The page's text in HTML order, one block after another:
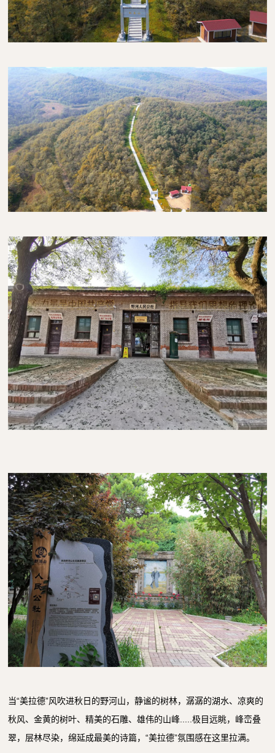
当“美拉德”风吹进秋日的野河山，静谧的树林，潺潺的湖水、凉爽的
秋风、金黄的树叶、精美的石雕、雄伟的山峰.....极目远眺，峰峦叠
翠，层林尽染，绵延成最美的诗篇，“美拉德”氛围感在这里拉满。